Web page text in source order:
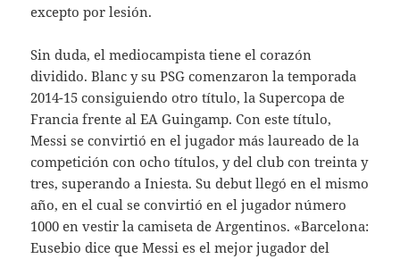
excepto por lesión.
Sin duda, el mediocampista tiene el corazón
dividido. Blanc y su PSG comenzaron la temporada
2014-15 consiguiendo otro título, la Supercopa de
Francia frente al EA Guingamp. Con este título,
Messi se convirtió en el jugador más laureado de la
competición con ocho títulos, y del club con treinta y
tres, superando a Iniesta. Su debut llegó en el mismo
año, en el cual se convirtió en el jugador número
1000 en vestir la camiseta de Argentinos. «Barcelona:
Eusebio dice que Messi es el mejor jugador del